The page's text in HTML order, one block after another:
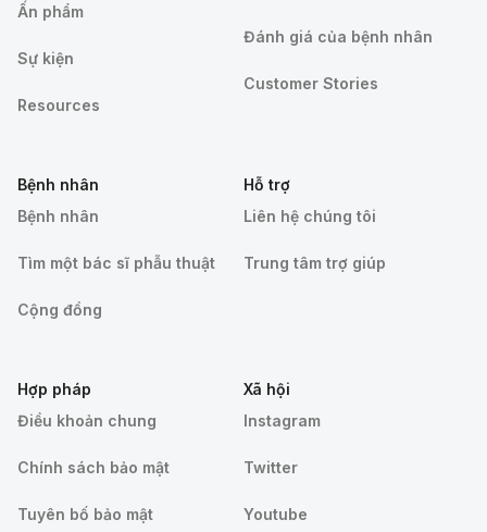
Ấn phẩm
Sự kiện
Resources
Đánh giá của bệnh nhân
Customer Stories
Bệnh nhân
Bệnh nhân
Tìm một bác sĩ phẫu thuật
Cộng đồng
Hỗ trợ
Liên hệ chúng tôi
Trung tâm trợ giúp
Hợp pháp
Điều khoản chung
Chính sách bảo mật
Tuyên bố bảo mật
Xã hội
Instagram
Twitter
Youtube